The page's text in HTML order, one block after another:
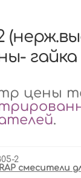
гайка
цены
.
2
смесители